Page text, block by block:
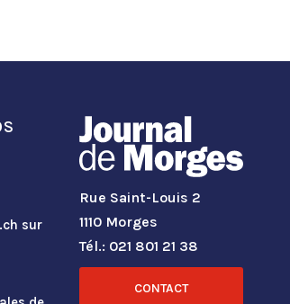
sur
Rue Saint-Louis 2
1110 Morges
Tél.: 021 801 21 38
CONTACT